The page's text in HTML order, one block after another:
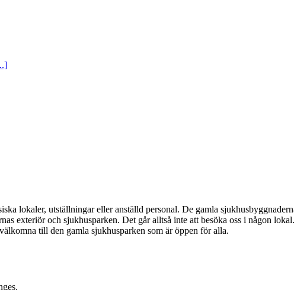
lokaler, utställningar eller anställd personal. De gamla
exteriör och sjukhusparken. Det går alltså inte att besöka oss i någon
till den gamla sjukhusparken som är öppen för alla.